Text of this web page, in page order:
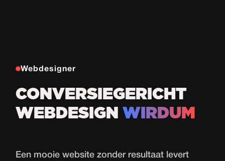
Webdesigner
CONVERSIEGERICHT
WEBDESIGNWIRDUM
Een mooie website zonder resultaat levert